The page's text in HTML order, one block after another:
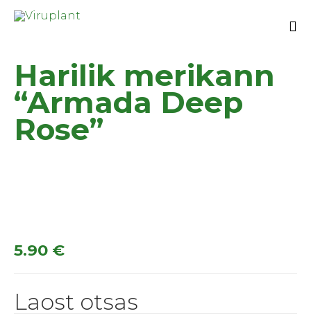
Harilik merikann
“Armada Deep
Rose”
5.90 €
Laost otsas